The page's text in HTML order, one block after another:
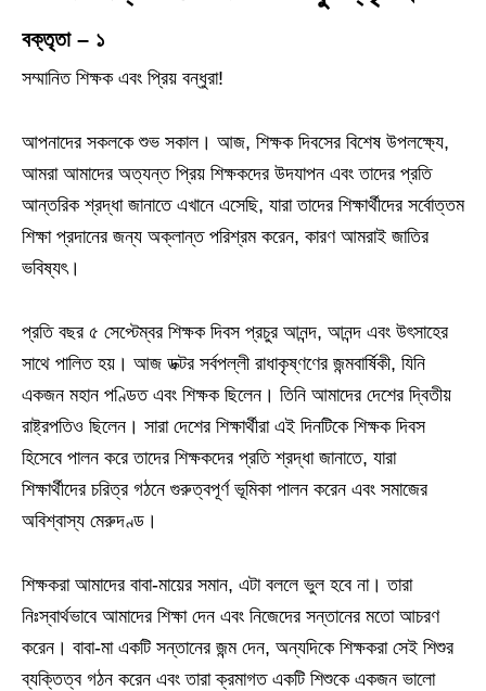
বক্তৃতা – ১
সম্মানিত শিক্ষক এবং প্রিয় বন্ধুরা!
আপনাদের সকলকে শুভ সকাল। আজ, শিক্ষক দিবসের বিশেষ উপলক্ষ্যে,
আমরা আমাদের অত্যন্ত প্রিয় শিক্ষকদের উদযাপন এবং তাদের প্রতি
আন্তরিক শ্রদ্ধা জানাতে এখানে এসেছি, যারা তাদের শিক্ষার্থীদের সর্বোত্তম
শিক্ষা প্রদানের জন্য অক্লান্ত পরিশ্রম করেন, কারণ আমরাই জাতির
ভবিষ্যৎ।
প্রতি বছর ৫ সেপ্টেম্বর শিক্ষক দিবস প্রচুর আনন্দ, আনন্দ এবং উৎসাহের
সাথে পালিত হয়। আজ ডক্টর সর্বপল্লী রাধাকৃষ্ণণের জন্মবার্ষিকী, যিনি
একজন মহান পণ্ডিত এবং শিক্ষক ছিলেন। তিনি আমাদের দেশের দ্বিতীয়
রাষ্ট্রপতিও ছিলেন। সারা দেশের শিক্ষার্থীরা এই দিনটিকে শিক্ষক দিবস
হিসেবে পালন করে তাদের শিক্ষকদের প্রতি শ্রদ্ধা জানাতে, যারা
শিক্ষার্থীদের চরিত্র গঠনে গুরুত্বপূর্ণ ভূমিকা পালন করেন এবং সমাজের
অবিশ্বাস্য মেরুদণ্ড।
শিক্ষকরা আমাদের বাবা-মায়ের সমান, এটা বললে ভুল হবে না। তারা
নিঃস্বার্থভাবে আমাদের শিক্ষা দেন এবং নিজেদের সন্তানের মতো আচরণ
করেন। বাবা-মা একটি সন্তানের জন্ম দেন, অন্যদিকে শিক্ষকরা সেই শিশুর
ব্যক্তিত্ব গঠন করেন এবং তারা ক্রমাগত একটি শিশুকে একজন ভালো